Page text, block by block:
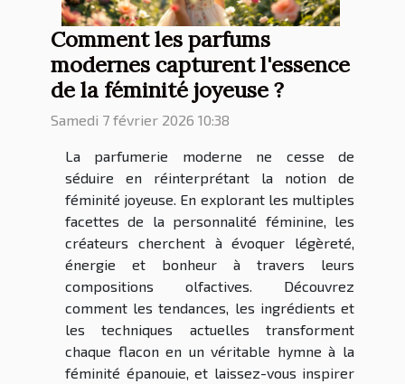
Comment les parfums
modernes capturent l'essence
de la féminité joyeuse ?
Samedi 7 février 2026 10:38
La parfumerie moderne ne cesse de
séduire en réinterprétant la notion de
féminité joyeuse. En explorant les multiples
facettes de la personnalité féminine, les
créateurs cherchent à évoquer légèreté,
énergie et bonheur à travers leurs
compositions olfactives. Découvrez
comment les tendances, les ingrédients et
les techniques actuelles transforment
chaque flacon en un véritable hymne à la
féminité épanouie, et laissez-vous inspirer